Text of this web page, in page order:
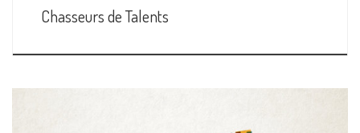
Chasseurs de Talents